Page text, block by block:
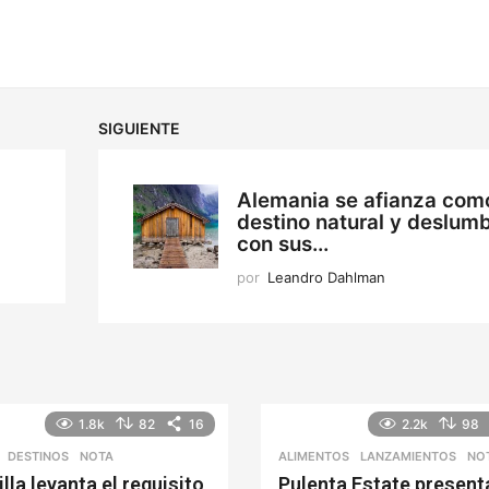
SIGUIENTE
Alemania se afianza
destino natural y
con sus...
por Leandro Dahlman
1.8k 82 16
,DESTINOS NOTA
levanta el requisito
2.2k 98
ALIMENTOS ,LANZAMIENTOS
Pulenta Estate